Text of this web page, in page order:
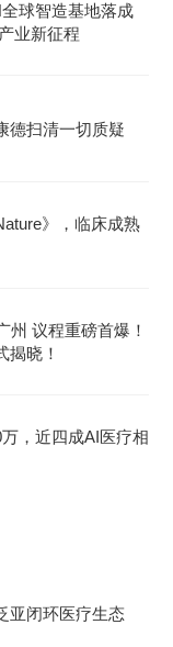
球智造基地落成
业新征程
德扫清一切质疑
》，临床成熟
州 议程重磅首爆！
揭晓！
，近四成AI医疗相
亚闭环医疗生态